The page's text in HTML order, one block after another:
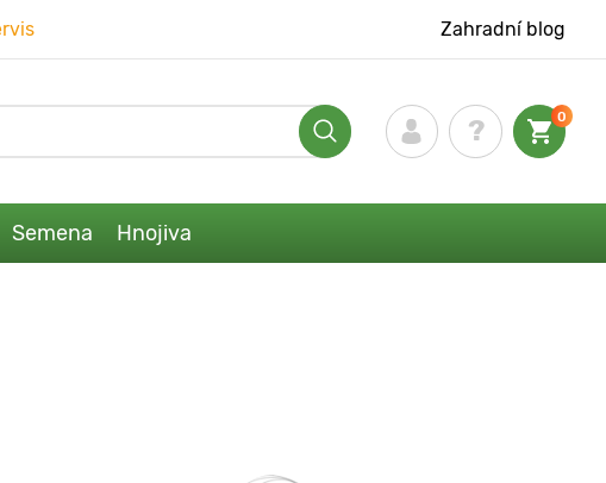
Zahradní blog
0
Semena Hnojiva